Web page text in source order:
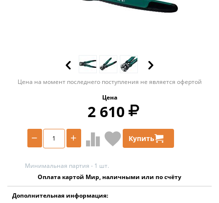
Цена на момент последнего поступления не является офертой
Цена
2 610
+
− Купить
Минимальная партия - 1 шт.
Оплата картой Мир, наличными или по счёту
Дополнительная информация: